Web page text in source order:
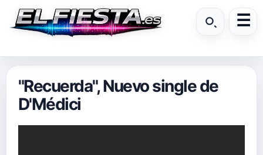
"Recuerda", Nuevo single de
D'Médici